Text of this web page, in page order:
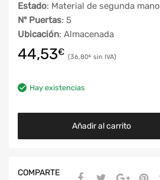
Estado: Material de segunda mano
Nº Puertas: 5
Ubicación: Almacenada
44,53€ 36,80€
Hay existencias
Añadir al carrito
COMPARTE